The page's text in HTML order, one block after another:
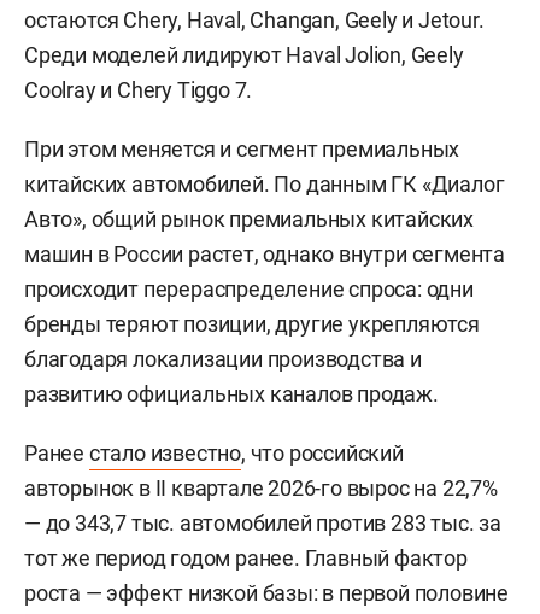
остаются Chery, Haval, Changan, Geely и Jetour.
Среди моделей лидируют Haval Jolion, Geely
Coolray и Chery Tiggo 7.
При этом меняется и сегмент премиальных
китайских автомобилей. По данным ГК «Диалог
Авто», общий рынок премиальных китайских
машин в России растет, однако внутри сегмента
происходит перераспределение спроса: одни
бренды теряют позиции, другие укрепляются
благодаря локализации производства и
развитию официальных каналов продаж.
Ранее стало известно, что российский
авторынок в II квартале 2026-го вырос на 22,7%
— до 343,7 тыс. автомобилей против 283 тыс. за
тот же период годом ранее. Главный фактор
роста — эффект низкой базы: в первой половине